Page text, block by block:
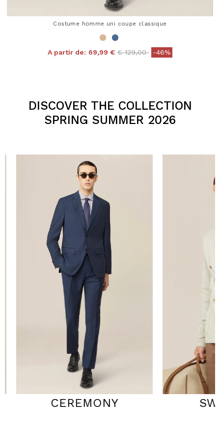
Costume homme uni coupe classique
A partir de: 69,99 € Price reduced from
€ 129,00to-46%
DISCOVER THE COLLECTION
SPRING SUMMER 2026
CEREMONY